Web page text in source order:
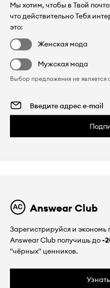
Мы хотим, чтобы в Твой
что действительно Тебя
это:
Женская мода
Мужская мода
Выбор предложения не является
Answear Club
Зарегистрируйся и экономь
Answear Club получишь до-
"чёрных" ценников.